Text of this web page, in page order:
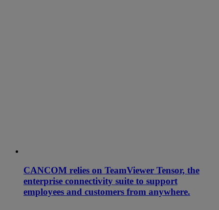
CANCOM relies on TeamViewer Tensor, the
enterprise connectivity suite to support
employees and customers from anywhere.